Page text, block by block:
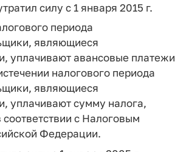
силу с 1 января 2015 г.
периода
являющиеся
уплачивают авансовые платежи
налогового периода
являющиеся
уплачивают сумму налога,
с Налоговым
Федерации.